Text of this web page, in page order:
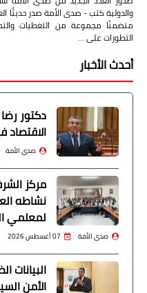
والدولية كتب - صدى الأمة صدر حديثًا
متضمنًا مجموعة من التغطيات
التطورات على …
أحدث الأخبار
دكتور
صدى الأمة
مركز
نشاطه
لمعلمي
صدى الأمة 07 أغسطس 2026
الأمن